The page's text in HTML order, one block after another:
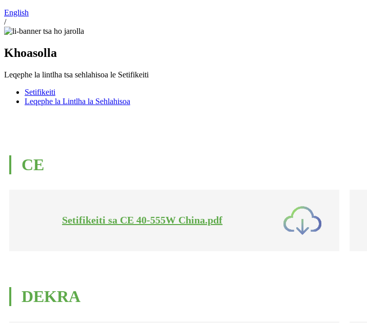
English
/
Khoasolla
Leqephe la lintlha tsa sehlahisoa le Setifikeiti
Setifikeiti
Leqephe la Lintlha la Sehlahisoa
CE
Setifikeiti sa CE 40-555W China.pdf
DEKRA